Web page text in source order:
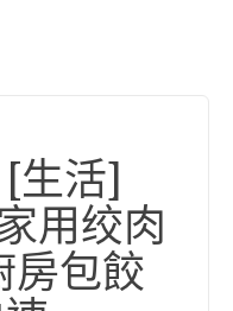
[生活]
用绞肉
房包餃